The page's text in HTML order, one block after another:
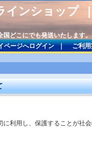
ンショップ
国どこにでも発送いたします。
ページへログイン｜ ご利
利用し、保護することが社